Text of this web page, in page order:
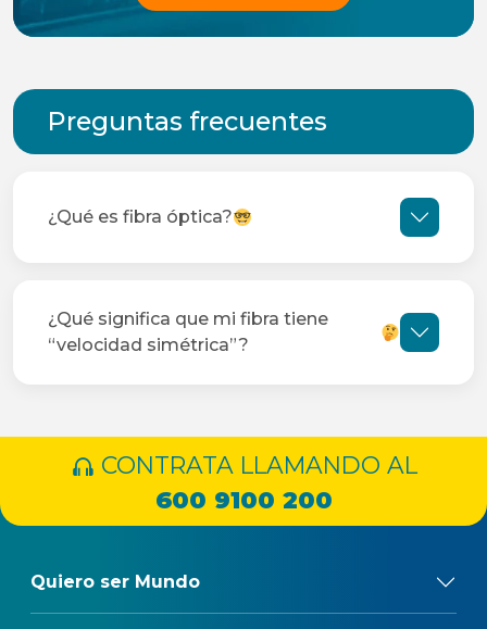
Preguntas frecuentes
¿Qué es fibra óptica?
¿Qué significa que mi fibra tiene
“velocidad simétrica”?
CONTRATA LLAMANDO AL
600 9100 200
Quiero ser Mundo